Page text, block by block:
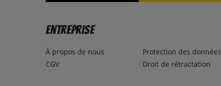
Entreprise
À propos de nous
CGV
Protection des données
Droit de rétractation